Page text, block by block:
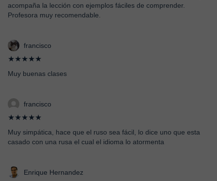
acompaña la lección con ejemplos fáciles de comprender.
Profesora muy recomendable.
francisco
★★★★★
Muy buenas clases
francisco
★★★★★
Muy simpática, hace que el ruso sea fácil, lo dice uno que esta
casado con una rusa el cual el idioma lo atormenta
Enrique Hernandez